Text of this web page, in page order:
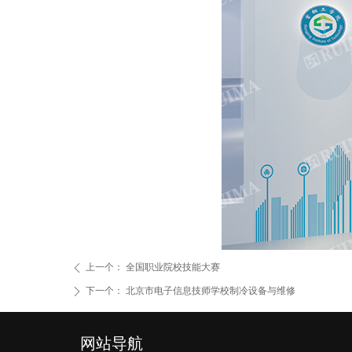
ꄴ 上一个： 全国职业院校技能大赛
ꄲ 下一个： 北京市电子信息技师学校制冷设备与维修
网站导航